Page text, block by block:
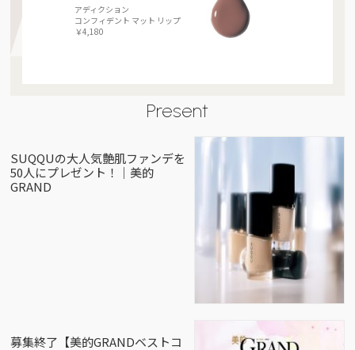
アディクション
コンフィデント マット リップ
￥4,180
Present
SUQQUの大人気艶肌ファンデを
50人にプレゼント！｜美的
GRAND
募集終了【美的GRANDベストコ